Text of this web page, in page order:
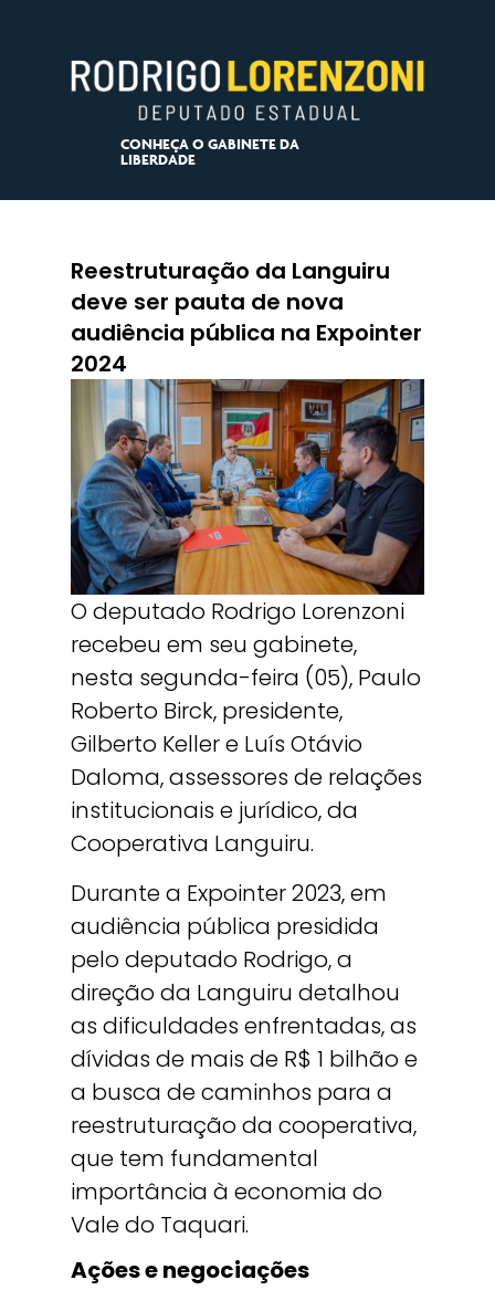
CONHEÇA O GABINETE DA
LIBERDADE
Reestruturação da Languiru
deve ser pauta de nova
audiência pública na Expointer
2024
O deputado Rodrigo Lorenzoni
recebeu em seu gabinete,
nesta segunda-feira (05), Paulo
Roberto Birck, presidente,
Gilberto Keller e Luís Otávio
Daloma, assessores de relações
institucionais e jurídico, da
Cooperativa Languiru.
Durante a Expointer 2023, em
audiência pública presidida
pelo deputado Rodrigo, a
direção da Languiru detalhou
as dificuldades enfrentadas, as
dívidas de mais de R$ 1 bilhão e
a busca de caminhos para a
reestruturação da cooperativa,
que tem fundamental
importância à economia do
Vale do Taquari.
Ações e negociações